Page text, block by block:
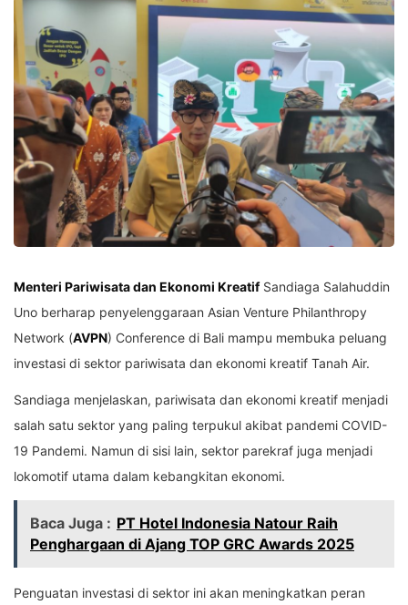
Menteri Pariwisata dan Ekonomi KreatifSandiaga Salahuddin
Uno berharap penyelenggaraan Asian Venture Philanthropy
Network (AVPN) Conference di Bali mampu membuka peluang
investasi di sektor pariwisata dan ekonomi kreatif Tanah Air.
Sandiaga menjelaskan, pariwisata dan ekonomi kreatif menjadi
salah satu sektor yang paling terpukul akibat pandemi COVID-
19 Pandemi. Namun di sisi lain, sektor parekraf juga menjadi
lokomotif utama dalam kebangkitan ekonomi.
Baca Juga : PT Hotel Indonesia Natour Raih
Penghargaan di Ajang TOP GRC Awards 2025
Penguatan investasi di sektor ini akan meningkatkan peran